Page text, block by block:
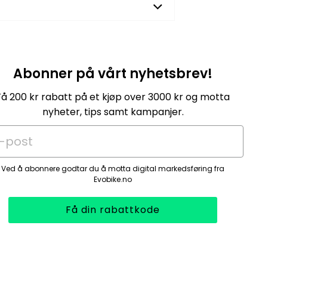
Abonner på vårt nyhetsbrev!
200 kr rabatt på et kjøp over 3000 kr og motta
nyheter, tips samt kampanjer.
Ved å abonnere godtar du å motta digital markedsføring fra
Evobike.no
Få din rabattkode